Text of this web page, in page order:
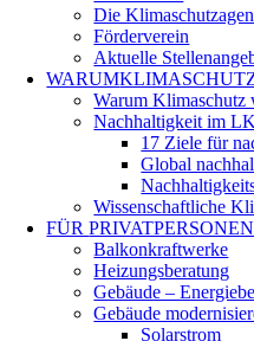
Die
Förderverein
Aktuelle
WARUM
Warum Klimaschutz
Nachhaltigkeit im
17 Ziele für
Global
Wissenschaftliche
FÜRPRIVATPERSONEN
Balkonkraftwerke
Heizungsberatung
Gebäude –
Gebäude
Solarstrom